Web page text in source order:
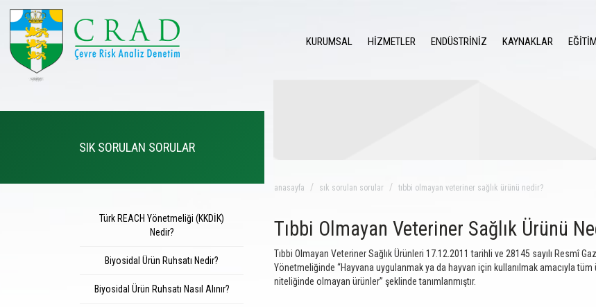
KURUMSAL HİZMETLER ENDÜSTRİNİZ KAYNAKLAR
SIK SORULAN SORULAR
Türk REACH Yönetmeliği (KKDİK)
Nedir?
Biyosidal Ürün Ruhsatı Nedir?
Biyosidal Ürün Ruhsatı Nasıl Alınır?
anasayfa sık sorulan sorular tıbbi olmayan veteriner sağlık ürünü nedir?
Tıbbi Olmayan Veteriner Sağlık Ürünü
Tıbbi Olmayan Veteriner Sağlık Ürünleri 17.12.2011 tarihli ve 28145 sayılı Resmî
Yönetmeliğinde “Hayvana uygulanmak ya da hayvan için kullanılmak amacıyla
niteliğinde olmayan ürünler” şeklinde tanımlanmıştır.